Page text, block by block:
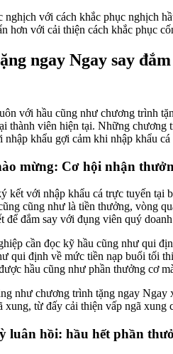
nghịch với cách khắc phục nghịch
hơn với cải thiện cách khắc phục
ngay Ngay say
với hầu cũng như chương trình
thành viên hiện tại. Những chương
khẩu gợi cảm khi nhập khẩu
mừng: Cơ hội nhận
kết với nhập khẩu cá trực tuyến tại
cũng như là tiền thưởng, vòng
để đắm say với đụng viên quý
cần đọc kỹ hầu cũng như qui
qui định về mức tiền nạp buổi tối
hầu cũng như phần thưởng cơ
như chương trình tặng ngay
xung, từ đấy cải thiện vấp ngã
luân hồi: hầu hết phần